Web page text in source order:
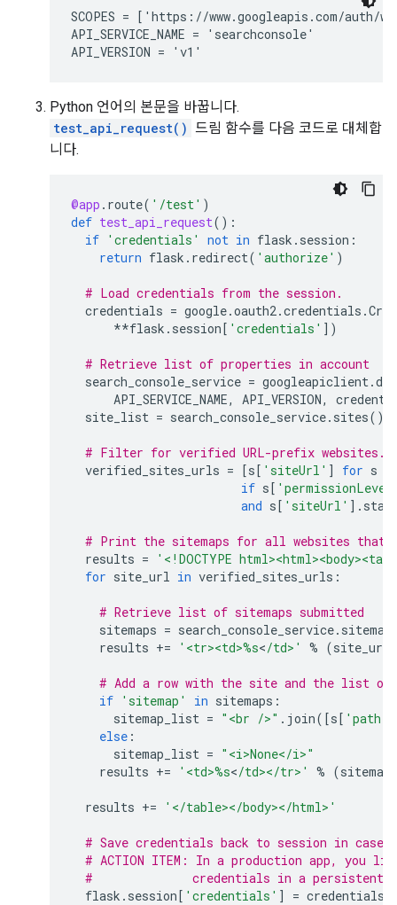
SCOPES = ['https://www.googleapis.com/auth/
API_SERVICE_NAME = 'searchconsole'
Python 언어의 본문을 바꿉니다.
test_api_request() 드림 함수를 다음 코드로 대체합
니다.
@app . route( '/test' )
def test_api_request():
if 'credentials' not in flask . session :
return flask . redirect( 'authorize' )
# Load credentials from the session.
credentials = google.oauth2.credentials .
**flask . session[ 'credentials' ])
# Retrieve list of properties in account
search_console_service = googleapiclient.
API_SERVICE_NAME, API_VERSION,
site_list = search_console_service. sites()
# Filter for verified URL-prefix websites.
verified_sites_urls = [s[ 'siteUrl' ] for s
if s[
and s[ 'siteUrl' ] .
# Print the sitemaps for all websites that
results =
'<!DOCTYPE
for site_url in verified_sites_urls :
# Retrieve list of sitemaps submitted
sitemaps = search_console_service.
results += '<tr><td>%s</td>' % (site_url
# Add a row with the site and the list of
if 'sitemap' in sitemaps :
sitemap_list = "<br />" . join([s[ 'path'
else :
sitemap_list = "<i>None</i>"
results += '<td>%s</td></tr>' % (
results += '</table></body></html>'
# Save credentials back to session in case
# ACTION ITEM: In a production app, you
#              credentials in a persistent
flask . session[ 'credentials' ] =